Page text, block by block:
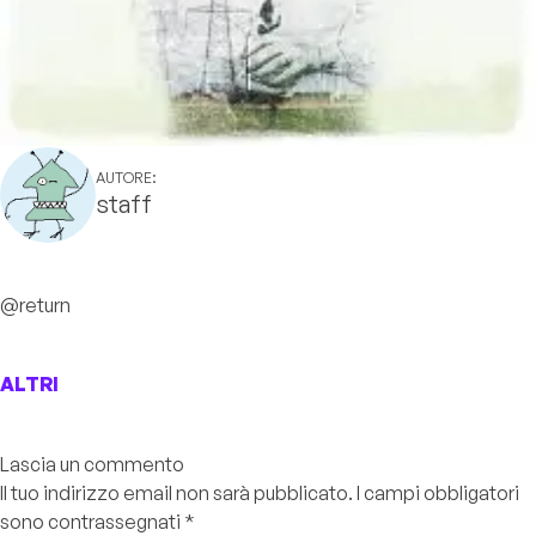
AUTORE:
staff
@return
ALTRI
Lascia un commento
Il tuo indirizzo email non sarà pubblicato. I campi obbligatori
sono contrassegnati *